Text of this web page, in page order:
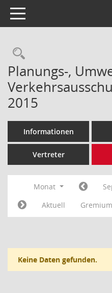
Toggle navigation
Planungs-,
2015
Informationen
Vertreter
Monat
Aktuell
Keine Daten gefunden.